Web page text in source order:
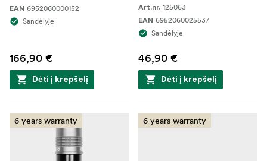
EAN 6952060000152
Sandėlyje
166,90 €
Dėti į krepšelį
Art.nr. 125063
EAN 6952060025537
Sandėlyje
46,90 €
Dėti į krepšelį
6 years warranty 6 years warranty